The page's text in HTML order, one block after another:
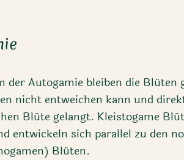
der Autogamie bleiben die Blüten
nicht entweichen kann und
Blüte gelangt. Kleistogame
entwickeln sich parallel zu den
Blüten.